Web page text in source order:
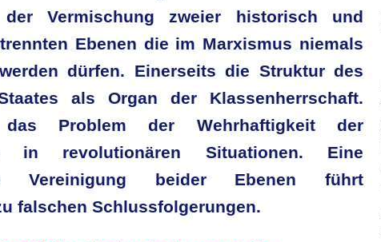
Vermischung zweier historisch und
Ebenen die im Marxismus niemals
dürfen. Einerseits die Struktur des
als Organ der Klassenherrschaft.
das Problem der Wehrhaftigkeit der
in revolutionären Situationen. Eine
Vereinigung beider Ebenen führt
falschen Schlussfolgerungen.